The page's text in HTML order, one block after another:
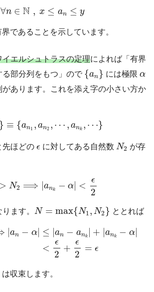
∀n ∈ N , x ≤ an ≤ y
∀n∈ ,x ≤a n≤ y
界であることを示しています。
エルシュトラスの定理によれば「有界
部分列をもつ」ので {an}
{a } には極限 α
α
があります。これを添え字の小さい方か
} ≡ {an1 , an2 , ⋯ , ank , ⋯}
nk a
先ほどの ϵ
ϵ に対してある自然数 N2
N2
が存
> N2 ⟹ ank − α| <
ϵ
2
ます。 N = max{N1, N2}
N= 1,N 2} ととれば
|an − α| ≤ |an − ank + ank − α|
<
ϵ
2
+
ϵ
2
= ϵ
− − an k − | ϵ ϵ
は収束します。